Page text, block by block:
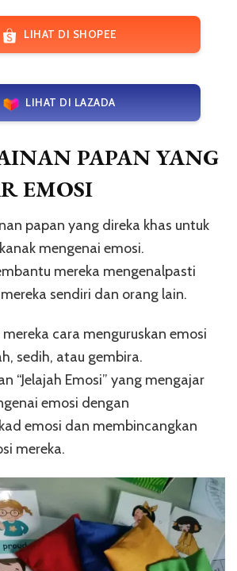
LIHAT DI SHOPEE
LIHAT DI LAZADA
PAPAN YANG
EMOSI
papan yang direka khas untuk
mengenai emosi.
mereka mengenalpasti
sendiri dan orang lain.
cara menguruskan emosi
sedih, atau gembira.
“Jelajah Emosi” yang mengajar
emosi dengan
emosi dan membincangkan
mereka.